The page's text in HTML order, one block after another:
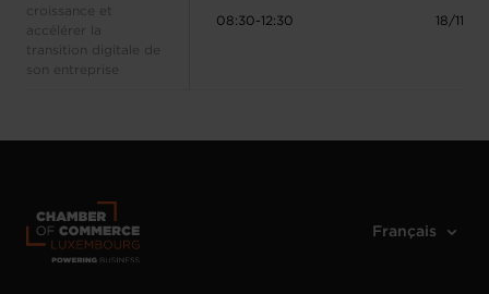
croissance et
accélérer la
transition digitale de
son entreprise
08:30-12:30 18/11/